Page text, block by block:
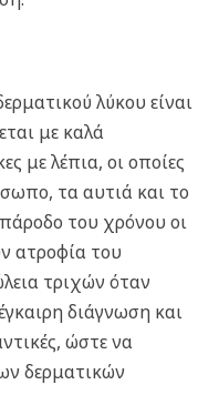
λύκου είναι
με καλά
με λέπια, οι οποίες
τα αυτιά και το
του χρόνου οι
ατροφία του
τριχών όταν
διάγνωση και
ώστε να
δερματικών